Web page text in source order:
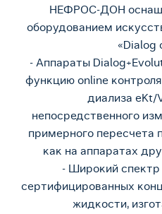
НЕФРОС-ДОН
оборудованием
«Dialog
- Аппараты
функцию online
диализа
непосредственного
примерного пересчета
как на аппаратах
- Широкий
сертифицированных
жидкости,